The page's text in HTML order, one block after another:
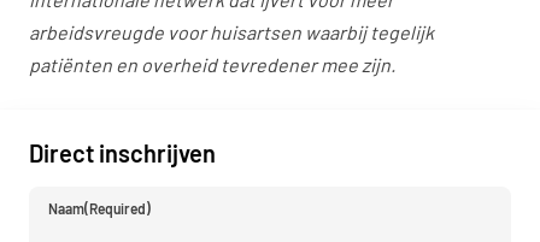
arbeidsvreugde voor huisartsen waarbij tegelijk
patiënten en overheid tevredener mee zijn.
Direct inschrijven
Naam(Required)